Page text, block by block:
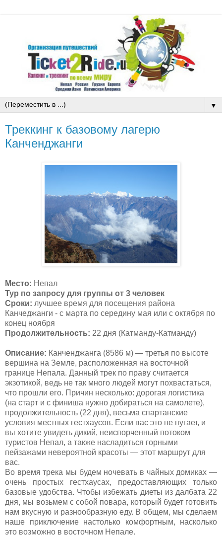
▼
Треккинг к базовому лагерю
Канченджанги
Место: Непал
Тур по запросу для группы от 3 человек
Сроки: лучшее время для посещения района
Канчеджанги - с марта по середину мая или с октября по
конец ноября
Продолжительность: 22 дня (Катманду-Катманду)
Описание: Канченджанга (8586 м) — третья по высоте
вершина на Земле, расположенная на восточной
границе Непала. Данный трек по праву считается
экзотикой, ведь не так много людей могут похвастаться,
что прошли его. Причин несколько: дорогая логистика
(на старт и с финиша нужно добираться на самолете),
продолжительность (22 дня), весьма спартанские
условия местных гестхаусов. Если вас это не пугает, и
вы хотите увидеть дикий, неиспорченный потоком
туристов Непал, а также насладиться горными
пейзажами невероятной красоты — этот маршрут для
вас.
Во время трека мы будем ночевать в чайных домиках —
очень простых гестхаусах, предоставляющих только
базовые удобства. Чтобы избежать диеты из далбата 22
дня, мы возьмем с собой повара, который будет готовить
нам вкусную и разнообразную еду. В общем, мы сделаем
наше приключение настолько комфортным, насколько
это возможно в восточном Непале.